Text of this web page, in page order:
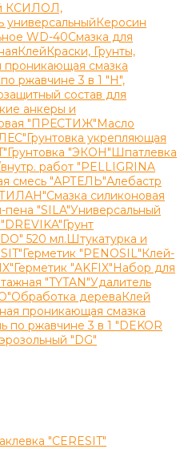
КСИЛОЛ,
универсальныйКеросин
WD-40Смазка для
КлейКраски, Грунты,
проникающая смазка
ржавчине 3 в 1 "H",
состав для
анкеры и
"ПРЕСТИЖ"Масло
Грунтовка укрепляющая
Грунтовка "ЭКОН"Шпатлевка
работ "PELLIGRINA
смесь "АРТЕЛЬ"Алебастр
Смазка силиконовая
пена "SILA"Универсальный
Грунт
520 мл.Штукатурка и
Герметик "PENOSIL"Клей-
Герметик "AKFIX"Набор для
"TYTAN"Удалитель
Обработка дереваКлей
проникающая смазка
по ржавчине 3 в 1 "DEKOR
"DG"
"CERESIT"